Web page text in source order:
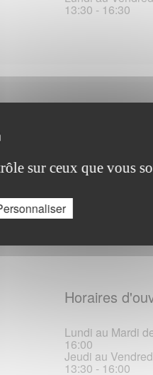
13:30 - 16:30
Lundi au
Horaires
Lundi au Mardi
16:00
Jeudi au
13:30 - 16:00
sur ceux que vous